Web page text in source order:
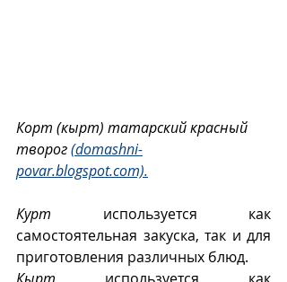
Корт (кырт) татарский красный
творог (domashni-
povar.blogspot.com).
Курт используется как
самостоятельная закуска, так и для
приготовления различных блюд.